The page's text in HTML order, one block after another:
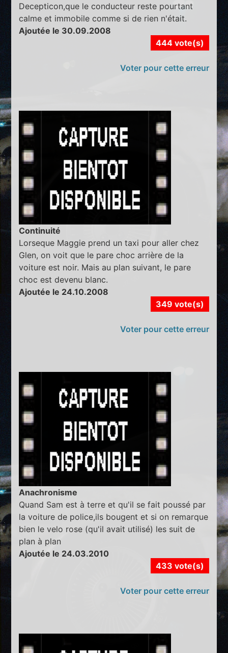
Decepticon,que le conducteur reste pourtant
calme et immobile comme si de rien n'était.
Ajoutée le 30.09.2008
444 vote(s)
Voter pour cette erreur
Continuité
Lorseque Maggie prend un taxi pour aller chez
Glen, on voit que le pare choc arrière de la
voiture est noir. Mais au plan suivant, le pare
choc est devenu blanc.
Ajoutée le 24.10.2008
349 vote(s)
Voter pour cette erreur
Anachronisme
Quand Sam est à terre et qu'il se fait poussé par
la voiture de police,ils bougent et si on remarque
bien le velo rose (qu'il avait utilisé) les suit de
plan à plan
Ajoutée le 24.03.2010
433 vote(s)
Voter pour cette erreur